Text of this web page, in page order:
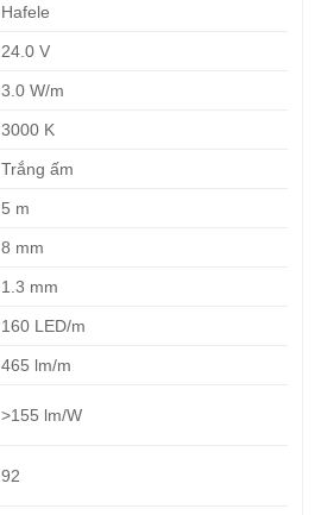
Hafele
24.0 V
3.0 W/m
3000 K
Trắng ấm
5 m
8 mm
1.3 mm
160 LED/m
465 lm/m
>155 lm/W
92